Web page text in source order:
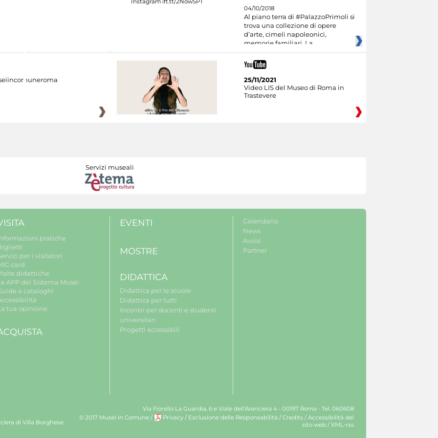
04/10/2018
Al piano terra di #PalazzoPrimoli si
trova una collezione di opere
d’arte, cimeli napoleonici,
memorie familiari. La
25/11/2021
Video LIS del Museo di Roma in
Trastevere
Servizi museali
pratiche
per i visitatori
card
didattiche
APP del Sistema Musei
e cataloghi
tua opinione
EVENTI
MOSTRE
DIDATTICA
Didattica per le scuole
Didattica per tutti
Incontri per docenti e studenti
universitari
Progetti accessibili
Calendario
News
Avvisi
Partner
di Villa Borghese
Via Fiorello La Guardia, 6 e Viale dell’Aranciera 4 - 00197 Roma - Tel. 060608
© 2017 Musei in Comune / Privacy / Esclusione delle Responsabilità / Credits / Accessibilità del
sito web / XML-rss